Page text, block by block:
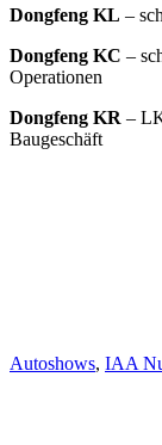
Dongfeng KL –
Dongfeng KC –
Operationen
Dongfeng KR –
Baugeschäft
Autoshows, IAA